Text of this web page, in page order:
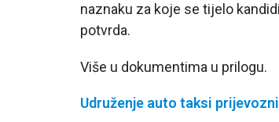
naznaku za koje se tijelo
potvrda.
Više u dokumentima u prilogu.
Udruženje auto taksi